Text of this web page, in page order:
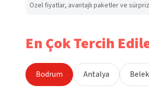
Özel fiyatlar, avantajlı paketler ve
En Çok Tercih
Bodrum Antalya Belek